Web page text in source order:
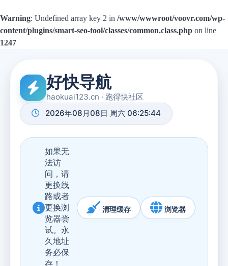
Warning: Undefined array key 2 in /www/wwwroot/voovr.com/wp-
content/plugins/smart-seo-tool/classes/common.class.php on line
1247